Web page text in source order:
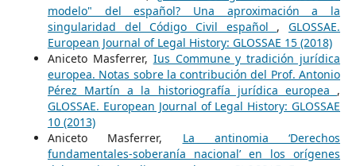
modelo" del español? Una aproximación a la
singularidad del Código Civil español ,GLOSSAE.
European Journal of Legal History: GLOSSAE 15 (2018)
Aniceto Masferrer, Ius Commune y tradición jurídica
europea. Notas sobre la contribución del Prof. Antonio
Pérez Martín a la historiografía jurídica europea ,
GLOSSAE. European Journal of Legal History: GLOSSAE
10 (2013)
Aniceto Masferrer, La antinomia ‘Derechos
fundamentales-soberanía nacional’ en los orígenes